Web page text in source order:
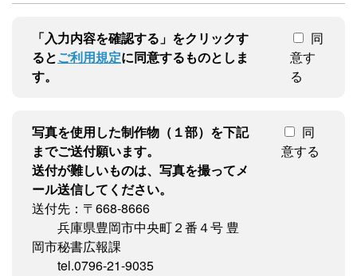
「入力内容を確認する」をクリックす
るとご利用規定に同意するものとしま
す。
同
意す
る
写真を使用した制作物（１部）を下記
までご送付願います。
送付が難しいものは、写真を撮ってメ
ール送信してください。
送付先：〒668-8666
兵庫県豊岡市中央町２番４号 豊
岡市秘書広報課
tel.0796-21-9035
同
意する